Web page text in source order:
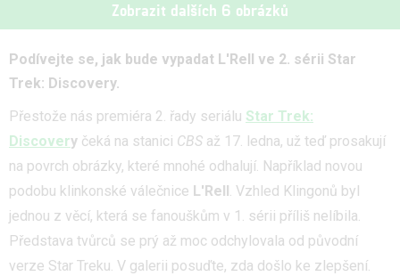
Zobrazit dalších 6 obrázků
Podívejte se, jak bude vypadat L'Rell ve 2. sérii Star
Trek: Discovery.
Přestože nás premiéra 2. řady seriálu Star Trek:
Discovery čeká na stanici CBS až 17. ledna, už teď prosakují
na povrch obrázky, které mnohé odhalují. Například novou
podobu klinkonské válečnice L'Rell . Vzhled Klingonů byl
jednou z věcí, která se fanouškům v 1. sérii příliš nelíbila.
Představa tvůrců se prý až moc odchylovala od původní
verze Star Treku. V galerii posuďte, zda došlo ke zlepšení.